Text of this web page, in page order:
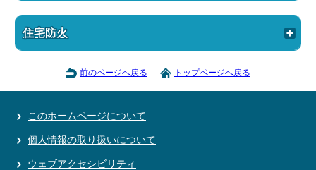
住宅防火
前のページへ戻る トップページへ戻る
このホームページについて
個人情報の取り扱いについて
ウェブアクセシビリティ